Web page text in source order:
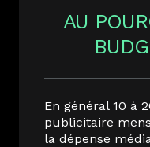
AU
En général 10 à
publicitaire
la dépense